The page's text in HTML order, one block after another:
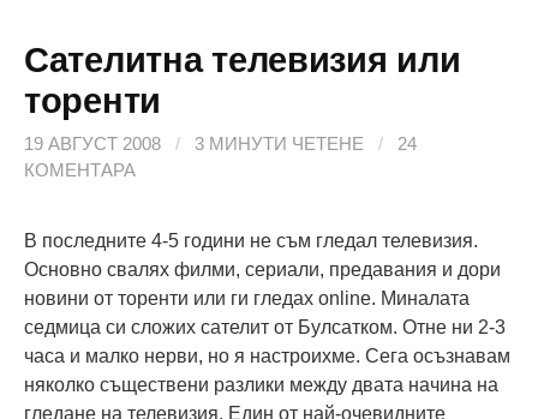
Сателитна телевизия или
торенти
19 АВГУСТ 2008 / 3 МИНУТИ ЧЕТЕНЕ /
24
КОМЕНТАРА
В последните 4-5 години не съм гледал телевизия.
Основно свалях филми, сериали, предавания и дори
новини от торенти или ги гледах online. Миналата
седмица си сложих сателит от Булсатком. Отне ни 2-3
часа и малко нерви, но я настроихме. Сега осъзнавам
няколко съществени разлики между двата начина на
гледане на телевизия. Един от най-очевидните